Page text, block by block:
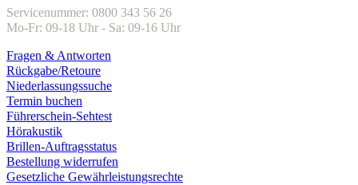
Servicenummer: 0800 343 56 26
Mo-Fr: 09-18 Uhr - Sa: 09-16 Uhr
Fragen & Antworten
Rückgabe/Retoure
Niederlassungssuche
Termin buchen
Führerschein-Sehtest
Hörakustik
Brillen-Auftragsstatus
Bestellung widerrufen
Gesetzliche Gewährleistungsrechte